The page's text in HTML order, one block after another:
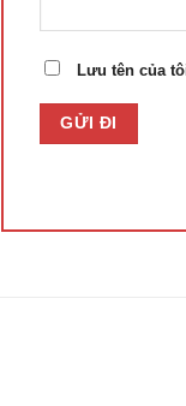
Lưu tên của